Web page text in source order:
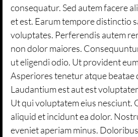
consequatur. Sed autem facere
et est. Earum tempore distinctio
voluptates. Perferendis autem
non dolor maiores.
ut eligendi odio. Ut provident
Asperiores tenetur atque beatae
Laudantium est aut est
Ut qui voluptatem eius nesciunt.
aliquid et incidunt ea dolor.
eveniet aperiam minus.